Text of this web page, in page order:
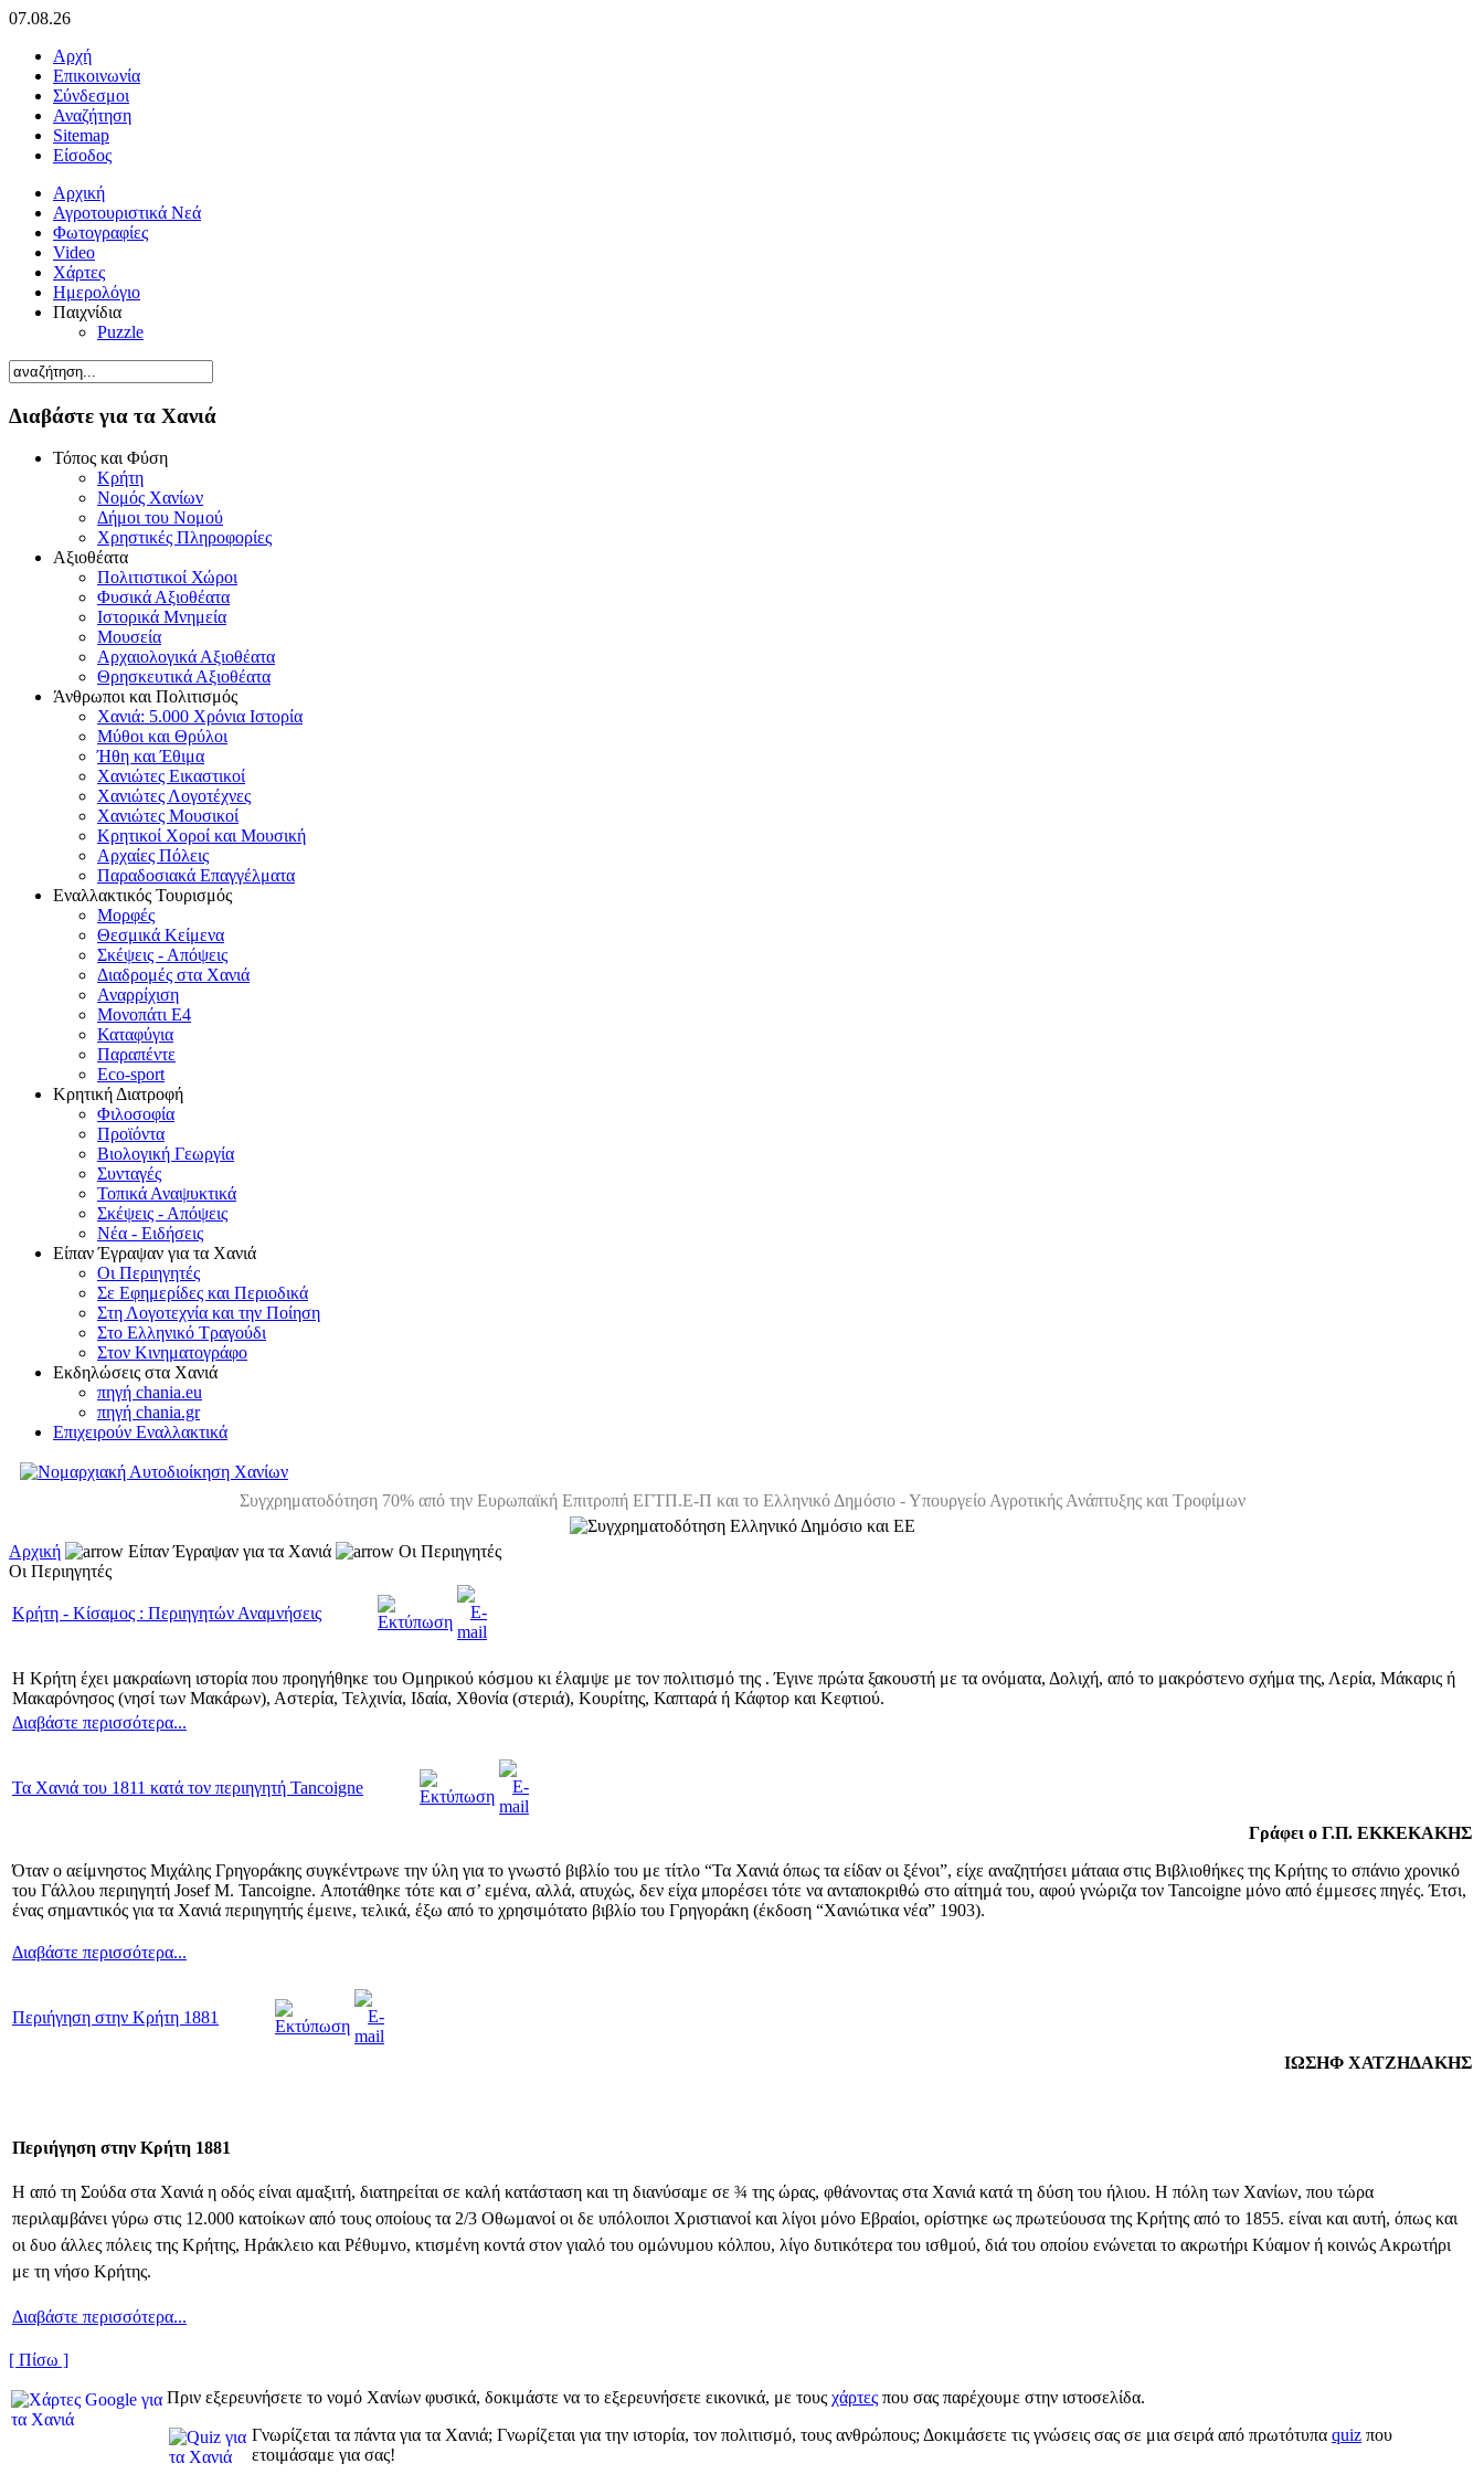
07.08.26
Αρχή
Επικοινωνία
Σύνδεσμοι
Αναζήτηση
Sitemap
Είσοδος
Αρχική
Αγροτουριστικά Νεά
Φωτογραφίες
Video
Χάρτες
Ημερολόγιο
Παιχνίδια
Puzzle
Διαβάστε για τα Χανιά
Τόπος και Φύση
Κρήτη
Νομός Χανίων
Δήμοι του Νομού
Χρηστικές Πληροφορίες
Αξιοθέατα
Πολιτιστικοί Χώροι
Φυσικά Αξιοθέατα
Ιστορικά Μνημεία
Μουσεία
Αρχαιολογικά Αξιοθέατα
Θρησκευτικά Αξιοθέατα
Άνθρωποι και Πολιτισμός
Χανιά: 5.000 Χρόνια Ιστορία
Μύθοι και Θρύλοι
Ήθη και Έθιμα
Χανιώτες Εικαστικοί
Χανιώτες Λογοτέχνες
Χανιώτες Μουσικοί
Κρητικοί Χοροί και Μουσική
Αρχαίες Πόλεις
Παραδοσιακά Επαγγέλματα
Εναλλακτικός Τουρισμός
Μορφές
Θεσμικά Κείμενα
Σκέψεις - Απόψεις
Διαδρομές στα Χανιά
Αναρρίχιση
Μονοπάτι Ε4
Καταφύγια
Παραπέντε
Eco-sport
Κρητική Διατροφή
Φιλοσοφία
Προϊόντα
Βιολογική Γεωργία
Συνταγές
Τοπικά Αναψυκτικά
Σκέψεις - Απόψεις
Νέα - Ειδήσεις
Είπαν Έγραψαν για τα Χανιά
Οι Περιηγητές
Σε Εφημερίδες και Περιοδικά
Στη Λογοτεχνία και την Ποίηση
Στο Ελληνικό Τραγούδι
Στον Κινηματογράφο
Εκδηλώσεις στα Χανιά
πηγή chania.eu
πηγή chania.gr
Επιχειρούν Εναλλακτικά
Συγχρηματοδότηση 70% από την Ευρωπαϊκή Επιτροπή ΕΓΤΠ.Ε-Π και το Ελληνικό Δημόσιο - Υπουργείο Αγροτικής Ανάπτυξης και Τροφίμων
Αρχική Είπαν Έγραψαν για τα Χανιά
Οι Περιηγητές
Οι Περιηγητές
Κρήτη - Κίσαμος : Περιηγητών Αναμνήσεις
Η Κρήτη έχει μακραίωνη ιστορία που προηγήθηκε του Ομηρικού κόσμου κι έλαμψε με τον πολιτισμό της . Έγινε πρώτα ξακουστή με τα ονόματα, Δολιχή, από το μακρόστενο σχήμα της, Λερία, Μάκαρις ή
Μακαρόνησος (νησί των Μακάρων), Αστερία, Τελχινία, Ιδαία, Χθονία (στεριά), Κουρίτης, Καπταρά ή Κάφτορ και Κεφτιού.
Διαβάστε περισσότερα...
Τα Χανιά του 1811 κατά τον περιηγητή Tancoigne
Γράφει ο Γ.Π. ΕΚΚΕΚΑΚΗΣ
Όταν ο αείμνηστος Μιχάλης Γρηγοράκης συγκέντρωνε την ύλη για το γνωστό βιβλίο του με τίτλο “Τα Χανιά όπως τα είδαν οι ξένοι”, είχε αναζητήσει μάταια στις Βιβλιοθήκες της Κρήτης το σπάνιο χρονικό
του Γάλλου περιηγητή Josef M. Tancoigne. Αποτάθηκε τότε και σ’ εμένα, αλλά, ατυχώς, δεν είχα μπορέσει τότε να ανταποκριθώ στο αίτημά του, αφού γνώριζα τον Tancoigne μόνο από έμμεσες πηγές. Έτσι,
ένας σημαντικός για τα Χανιά περιηγητής έμεινε, τελικά, έξω από το χρησιμότατο βιβλίο του Γρηγοράκη (έκδοση “Χανιώτικα νέα” 1903).
Διαβάστε περισσότερα...
Περιήγηση στην Κρήτη 1881
ΙΩΣΗΦ ΧΑΤΖΗΔΑΚΗΣ
Περιήγηση στην Κρήτη 1881
Η από τη Σούδα στα Χανιά η οδός είναι αμαξιτή, διατηρείται σε καλή κατάσταση και τη διανύσαμε σε ¾ της ώρας, φθάνοντας στα Χανιά κατά τη δύση του ήλιου. Η πόλη των Χανίων, που τώρα
περιλαμβάνει γύρω στις 12.000 κατοίκων από τους οποίους τα 2/3 Οθωμανοί οι δε υπόλοιποι Χριστιανοί και λίγοι μόνο Εβραίοι, ορίστηκε ως πρωτεύουσα της Κρήτης από το 1855. είναι και αυτή, όπως και
οι δυο άλλες πόλεις της Κρήτης, Ηράκλειο και Ρέθυμνο, κτισμένη κοντά στον γιαλό του ομώνυμου κόλπου, λίγο δυτικότερα του ισθμού, διά του οποίου ενώνεται το ακρωτήρι Κύαμον ή κοινώς Ακρωτήρι
με τη νήσο Κρήτης.
Διαβάστε περισσότερα...
[ Πίσω ]
Πριν εξερευνήσετε το νομό Χανίων φυσικά, δοκιμάστε να το εξερευνήσετε εικονικά, με τους χάρτες που σας παρέχουμε στην ιστοσελίδα.
Γνωρίζεται τα πάντα για τα Χανιά; Γνωρίζεται για την ιστορία, τον πολιτισμό, τους ανθρώπους; Δοκιμάσετε τις γνώσεις σας σε μια σειρά από πρωτότυπα quiz που
ετοιμάσαμε για σας!